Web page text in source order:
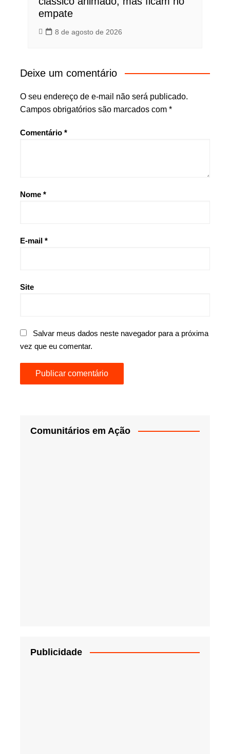
empate
8 de agosto de 2026
Deixe um comentário
O seu endereço de e-mail não será publicado.
Campos obrigatórios são marcados com *
Comentário *
Nome *
E-mail *
Site
Salvar meus dados neste navegador para a próxima
vez que eu comentar.
Comunitários em Ação
Publicidade